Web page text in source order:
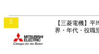
2
【三菱電機】
界・年代・役職